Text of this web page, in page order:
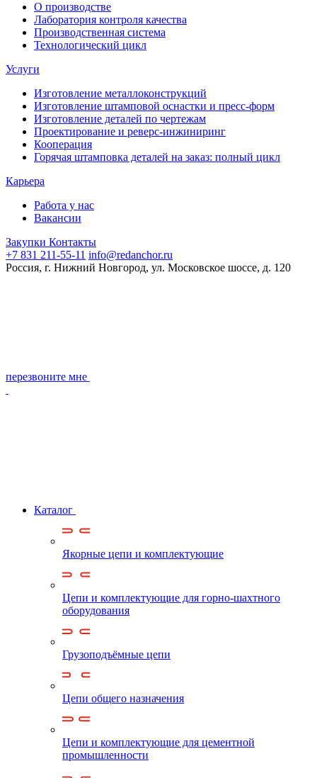
О производстве
Лаборатория контроля качества
Производственная система
Технологический цикл
Услуги
Изготовление металлоконструкций
Изготовление штамповой оснастки и пресс-форм
Изготовление деталей по чертежам
Проектирование и реверс-инжиниринг
Кооперация
Горячая штамповка деталей на заказ: полный цикл
Карьера
Работа у нас
Вакансии
Закупки Контакты
+7 831 211-55-11 info@redanchor.ru
Россия, г. Нижний Новгород, ул. Московское шоссе, д. 120
перезвоните мне
Каталог
Якорные цепи и комплектующие
Цепи и комплектующие для горно-шахтного
оборудования
Грузоподъёмные цепи
Цепи общего назначения
Цепи и комплектующие для цементной
промышленности